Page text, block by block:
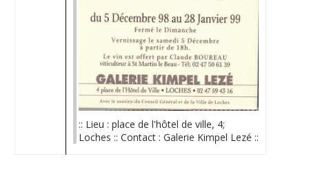
:: Lieu : place de l'hôtel de ville, 4;
Loches :: Contact : Galerie Kimpel Lezé ::